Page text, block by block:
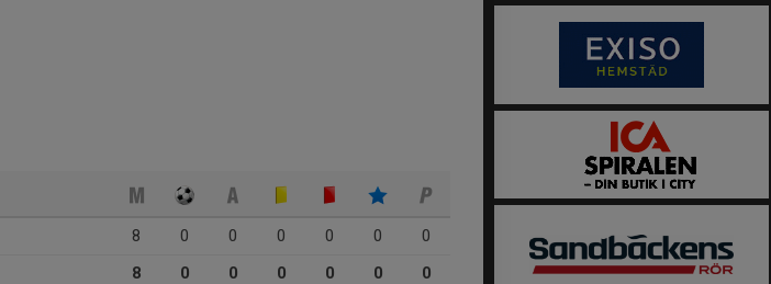
8 0 0 0 0 0
0
8 0 0 0 0 0 0